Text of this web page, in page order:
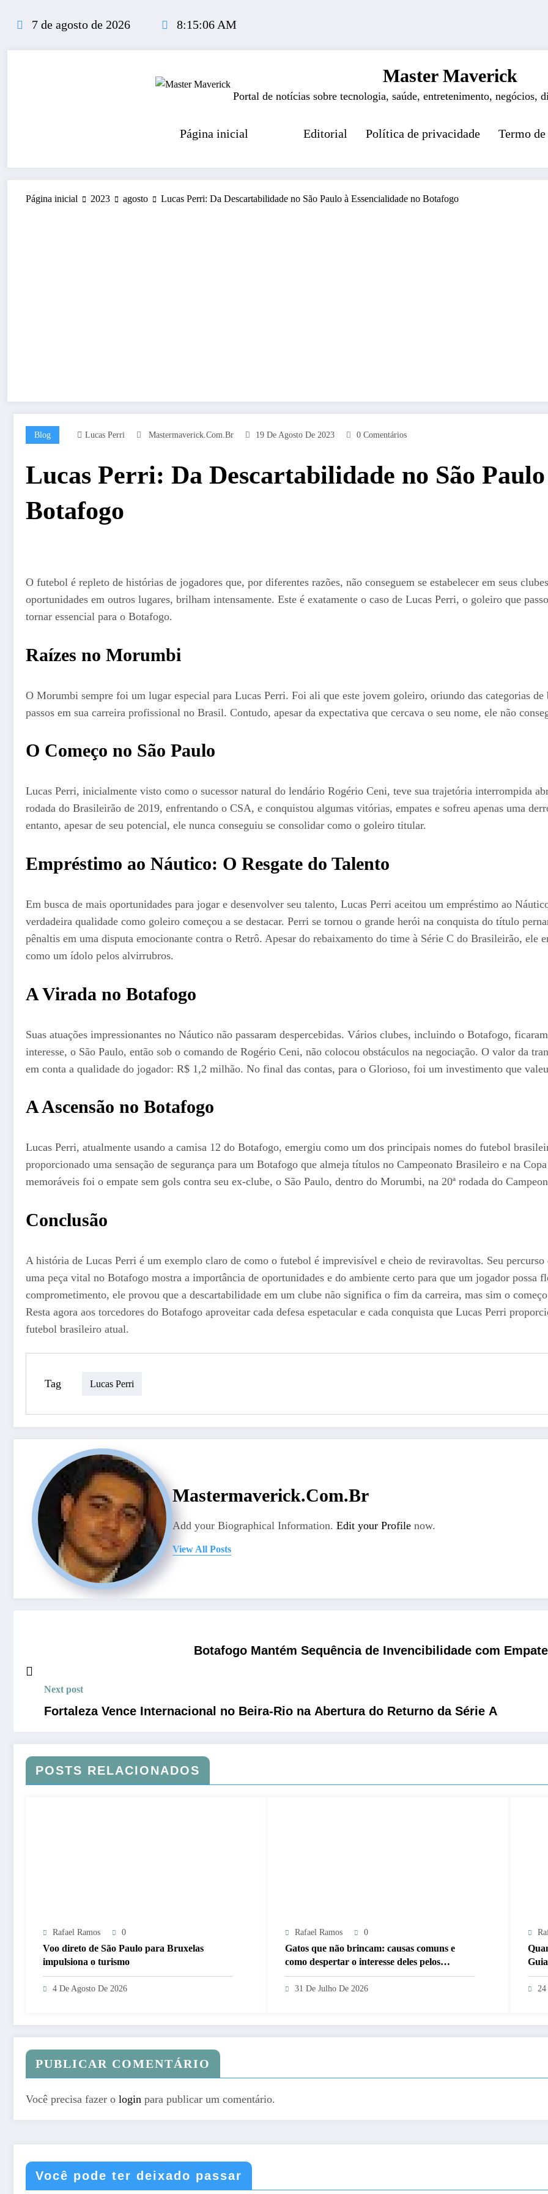
conteúdo
7 de agosto de 2026 8:15:07 AM
Master Maverick
Portal de notícias sobre tecnologia, saúde, entretenimento, negócios,
Página inicial Editorial Política de privacidade Termo
Página inicial 2023 agosto Lucas Perri: Da Descartabilidade no São Paulo à Essencialidade no Botafogo
Blog Lucas Perri Mastermaverick.com.br 19 De Agosto De 2023 0 Comentários
Lucas Perri: Da Descartabilidade no São
Botafogo
O futebol é repleto de histórias de jogadores que, por diferentes razões, não conseguem se estabelecer em seus
oportunidades em outros lugares, brilham intensamente. Este é exatamente o caso de Lucas Perri, o goleiro que
tornar essencial para o Botafogo.
Raízes no Morumbi
O Morumbi sempre foi um lugar especial para Lucas Perri. Foi ali que este jovem goleiro, oriundo das categorias de
passos em sua carreira profissional no Brasil. Contudo, apesar da expectativa que cercava o seu nome, ele não
O Começo no São Paulo
Lucas Perri, inicialmente visto como o sucessor natural do lendário Rogério Ceni, teve sua trajetória interrompida
rodada do Brasileirão de 2019, enfrentando o CSA, e conquistou algumas vitórias, empates e sofreu apenas uma
entanto, apesar de seu potencial, ele nunca conseguiu se consolidar como o goleiro titular.
Empréstimo ao Náutico: O Resgate do Talento
Em busca de mais oportunidades para jogar e desenvolver seu talento, Lucas Perri aceitou um empréstimo ao
verdadeira qualidade como goleiro começou a se destacar. Perri se tornou o grande herói na conquista do título
pênaltis em uma disputa emocionante contra o Retrô. Apesar do rebaixamento do time à Série C do Brasileirão, ele
como um ídolo pelos alvirrubros.
A Virada no Botafogo
Suas atuações impressionantes no Náutico não passaram despercebidas. Vários clubes, incluindo o Botafogo,
interesse, o São Paulo, então sob o comando de Rogério Ceni, não colocou obstáculos na negociação. O valor da
em conta a qualidade do jogador: R$ 1,2 milhão. No final das contas, para o Glorioso, foi um investimento que
A Ascensão no Botafogo
Lucas Perri, atualmente usando a camisa 12 do Botafogo, emergiu como um dos principais nomes do futebol
proporcionado uma sensação de segurança para um Botafogo que almeja títulos no Campeonato Brasileiro e na
memoráveis foi o empate sem gols contra seu ex-clube, o São Paulo, dentro do Morumbi, na 20ª rodada do
Conclusão
A história de Lucas Perri é um exemplo claro de como o futebol é imprevisível e cheio de reviravoltas. Seu percurso
uma peça vital no Botafogo mostra a importância de oportunidades e do ambiente certo para que um jogador possa
comprometimento, ele provou que a descartabilidade em um clube não significa o fim da carreira, mas sim o
Resta agora aos torcedores do Botafogo aproveitar cada defesa espetacular e cada conquista que Lucas Perri
futebol brasileiro atual.
Tag Lucas Perri
Mastermaverick.com.br
Add your Biographical Information. Edit your Profile now.
View All Posts
Botafogo Mantém Sequência de Invencibilidade com
Next post
Fortaleza Vence Internacional no Beira-Rio na Abertura do Returno da Série A
POSTS RELACIONADOS
Rafael Ramos 0
Voo direto de São Paulo para Bruxelas
impulsiona o turismo
4 De Agosto De 2026
Rafael Ramos 0
Gatos que não brincam: causas comuns e
como despertar o interesse deles pelos
brinquedos
31 De Julho De 2026 24
PUBLICAR COMENTÁRIO
Você precisa fazer o login para publicar um comentário.
Você pode ter deixado passar